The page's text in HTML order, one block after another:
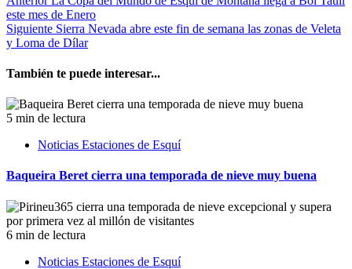
este mes de Enero
Siguiente Sierra Nevada abre este fin de semana las zonas de Veleta
y Loma de Dílar
También te puede interesar...
5 min de lectura
Noticias Estaciones de Esquí
Baqueira Beret cierra una temporada de nieve muy buena
6 min de lectura
Noticias Estaciones de Esquí